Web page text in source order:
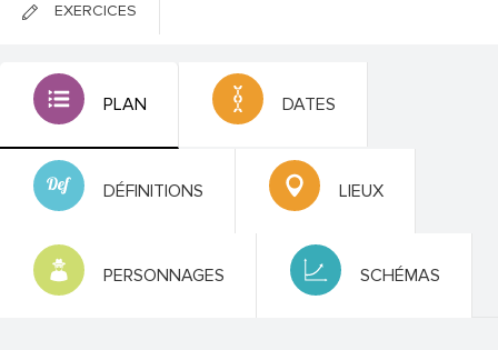
EXERCICES
FICHES DE COURS
PLAN DATES
DÉFINITIONS LIEUX
PERSONNAGES SCHÉMAS